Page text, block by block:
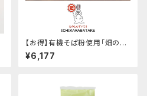
【お得】有機そば粉使用「畑のそ
ば乾麺」(180g)1ケース12ヶ入
り オンラインショップ限定
¥6,177